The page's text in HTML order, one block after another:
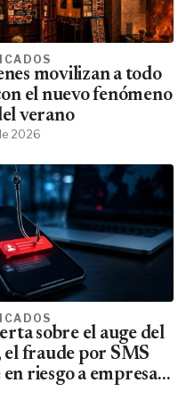
movilizan a todo
el nuevo fenómeno
verano
2026
sobre el auge del
el fraude por SMS
riesgo a empresas